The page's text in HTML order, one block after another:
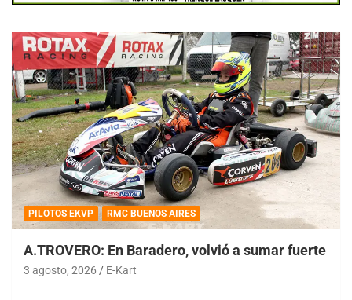
PILOTOS EKVP RMC BUENOS AIRES
A.TROVERO: En Baradero, volvió a sumar fuerte
3 agosto, 2026 E-Kart